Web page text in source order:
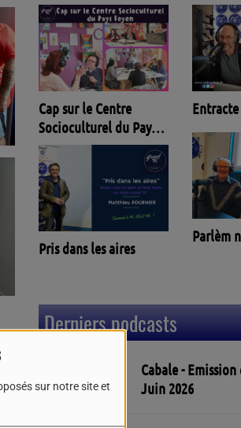
sur notre site et
Cap sur le Centre
Socioculturel du Pays
Foyen
Pris dans les aires
Entracte
Parlèm
Derniers podcasts
Cabale - Emission
Juin 2026